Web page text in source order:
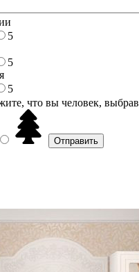
5
5
5
что вы человек, выбрав